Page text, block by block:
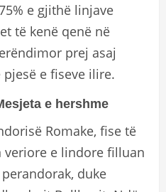
e gjithë linjave
të kenë qenë në
prej asaj
e fiseve ilire.
e hershme
Romake, fise të
veriore e lindore filluan
duke